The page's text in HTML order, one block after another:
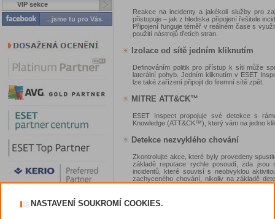
VIP sekce
Reakce na incidenty a jakékoli služby pro
přistupuje – jak z hlediska připojení řešitele
Připojení funguje téměř v reálném čase s
použití nástrojů třetích stran.
Izolace od sítě jedním kliknutím
Definováním politik pro přístup k síti může
laterální pohyb. Jedním kliknutím v ESET
lze také zařízení připojit do firemní sítě zpět.
MITRE ATT&CK™
ESET Inspect propojuje své detekce s
Knowledge (ATT&CK™), který vám na jedno
Detekce nezvyklého chování
Zkontrolujte akce, které byly provedeny
základě reputace rychle posoudí, zda jsou
incidentů, které souvisí s neobvyklou
zachyceného chování, nikoliv na základě
skupin podle uživatelů nebo oddělení
NASTAVENÍ SOUKROMÍ COOKIES.